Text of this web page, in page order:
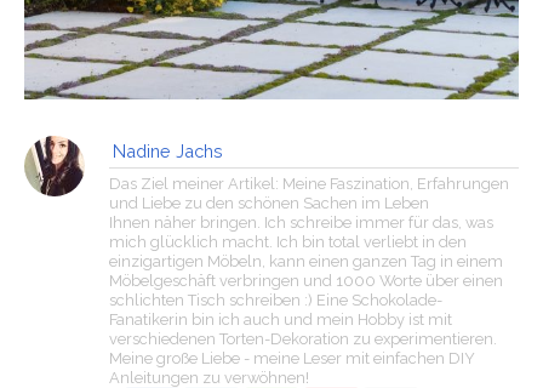
Nadine Jachs
Das Ziel meiner Artikel: Meine Faszination, Erfahrungen
und Liebe zu den schönen Sachen im Leben
Ihnen näher bringen. Ich schreibe immer für das, was
mich glücklich macht. Ich bin total verliebt in den
einzigartigen Möbeln, kann einen ganzen Tag in einem
Möbelgeschäft verbringen und 1000 Worte über einen
schlichten Tisch schreiben :) Eine Schokolade-
Fanatikerin bin ich auch und mein Hobby ist mit
verschiedenen Torten-Dekoration zu experimentieren.
Meine große Liebe - meine Leser mit einfachen DIY
Anleitungen zu verwöhnen!